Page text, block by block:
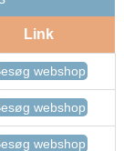
Link
webshop
webshop
webshop